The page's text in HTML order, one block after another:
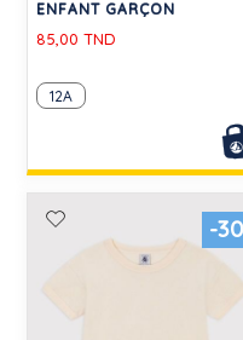
ENFANT GARÇON
85,00 TND
12A
-